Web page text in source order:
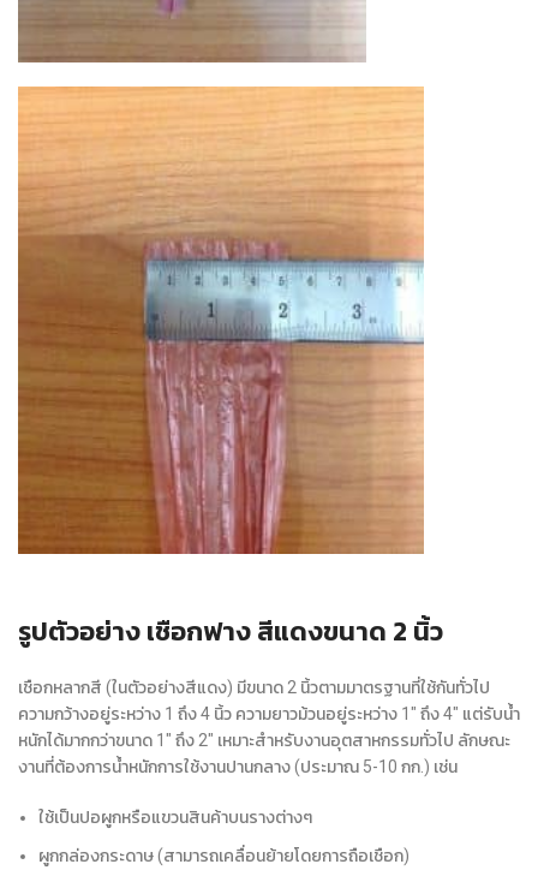
รูปตัวอย่าง เชือกฟาง สีแดงขนาด 2 นิ้ว
เชือกหลากสี (ในตัวอย่างสีแดง) มีขนาด 2 นิ้วตามมาตรฐานที่ใช้กันทั่วไป
ความกว้างอยู่ระหว่าง 1 ถึง 4 นิ้ว ความยาวม้วนอยู่ระหว่าง 1″ ถึง 4″ แต่รับน้ำ
หนักได้มากกว่าขนาด 1″ ถึง 2″ เหมาะสำหรับงานอุตสาหกรรมทั่วไป ลักษณะ
งานที่ต้องการน้ำหนักการใช้งานปานกลาง (ประมาณ 5-10 กก.) เช่น
ใช้เป็นปอผูกหรือแขวนสินค้าบนรางต่างๆ
ผูกกล่องกระดาษ (สามารถเคลื่อนย้ายโดยการถือเชือก)